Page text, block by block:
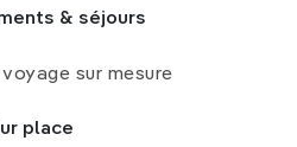
& séjours
sur mesure
place